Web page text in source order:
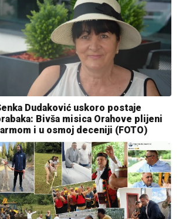
Dudaković uskoro postaje
Bivša misica Orahove plijeni
i u osmoj deceniji (FOTO)